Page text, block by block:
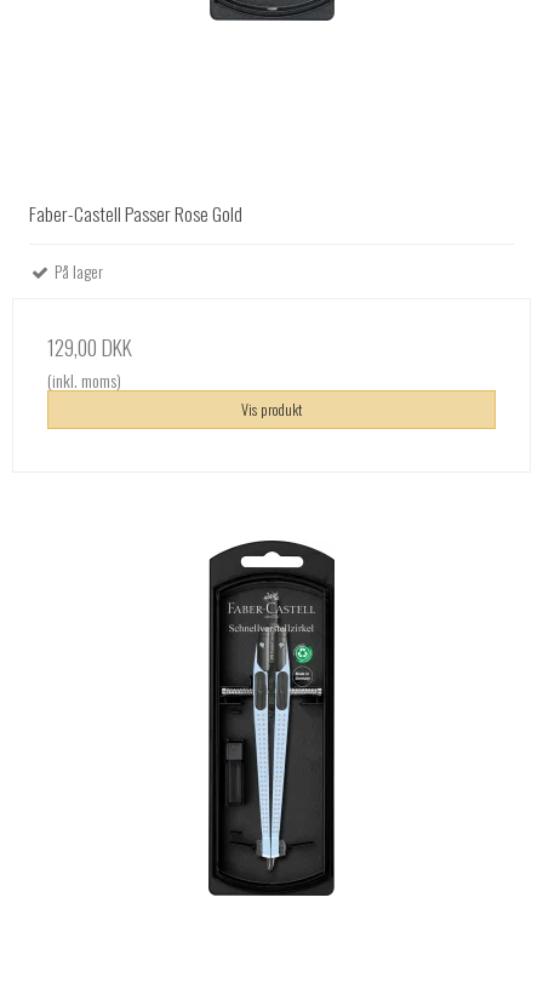
Faber-Castell Passer Rose Gold
På lager
129,00 DKK
(inkl. moms)
Vis produkt